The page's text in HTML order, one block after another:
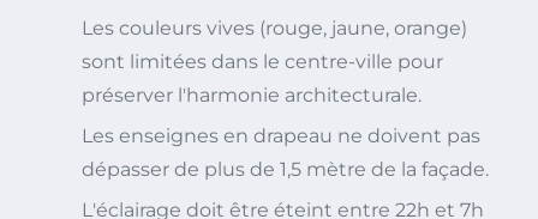
Les couleurs vives (rouge, jaune, orange)
sont limitées dans le centre-ville pour
préserver l'harmonie architecturale.
Les enseignes en drapeau ne doivent pas
dépasser de plus de 1,5 mètre de la façade.
L'éclairage doit être éteint entre 22h et 7h